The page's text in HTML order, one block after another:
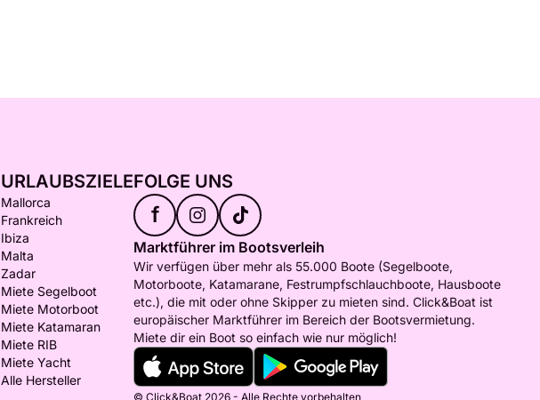
URLAUBSZIELE
Mallorca
Frankreich
Ibiza
Malta
Zadar
Miete Segelboot
Miete Motorboot
Miete Katamaran
Miete RIB
Miete Yacht
Alle Hersteller
FOLGE UNS
f
Marktführer im Bootsverleih
Wir verfügen über mehr als 55.000 Boote (Segelboote,
Motorboote, Katamarane, Festrumpfschlauchboote, Hausboote
etc.), die mit oder ohne Skipper zu mieten sind. Click&Boat ist
europäischer Marktführer im Bereich der Bootsvermietung.
Miete dir ein Boot so einfach wie nur möglich!
© Click&Boat 2026 - Alle Rechte vorbehalten